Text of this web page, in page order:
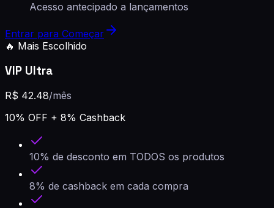
Acesso antecipado a lançamentos
Entrar para Começar
🔥 Mais Escolhido
VIP Ultra
R$ 42.48/mês
10% OFF + 8% Cashback
10% de desconto em TODOS os produtos
8% de cashback em cada compra